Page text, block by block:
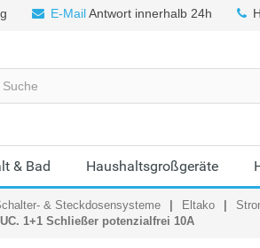
E-MailAntwort innerhalb 24h
& Bad Haushaltsgroßgeräte
& Steckdosensysteme Eltako
1+1 Schließer potenzialfrei 10A